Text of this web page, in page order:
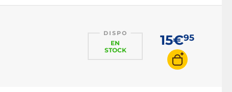
Figurine POP Marvel
Figurine POP Star Wars
DISPO
EN
STOCK
15€95